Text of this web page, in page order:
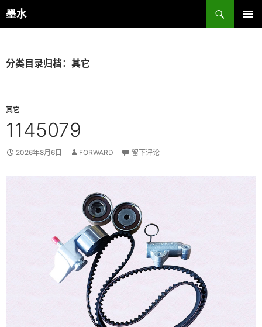
跳
至
墨水
搜
索
分类目录归档：其它
其它
1145079
2026年8月6日 FORWARD 留下评论